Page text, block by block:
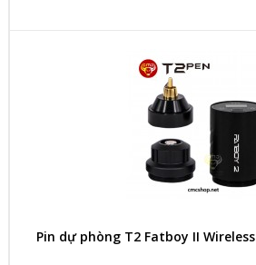
Pin dự phòng T2 Fatboy II Wireless